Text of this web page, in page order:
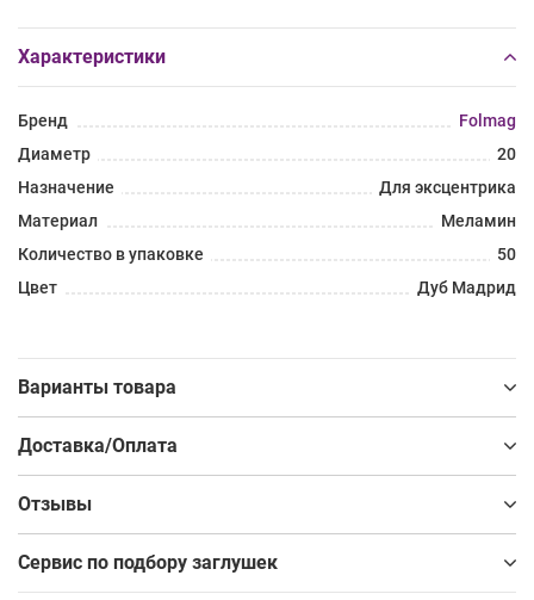
Характеристики
Бренд
Folmag
Диаметр
20
Назначение
Для эксцентрика
Материал
Меламин
Количество в упаковке
50
Цвет
Дуб Мадрид
Варианты товара
Доставка/Оплата
Отзывы
Сервис по подбору заглушек